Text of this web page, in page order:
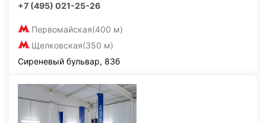
+7 (495) 021-25-26
Первомайская(400 м)
Щелковская(350 м)
Сиреневый бульвар, 83б